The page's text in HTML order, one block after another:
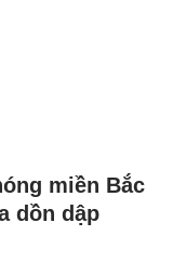
miền Bắc
dồn dập